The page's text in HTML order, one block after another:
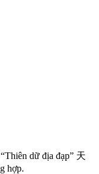
“Thiên dữ địa đạp” 天
g hợp.